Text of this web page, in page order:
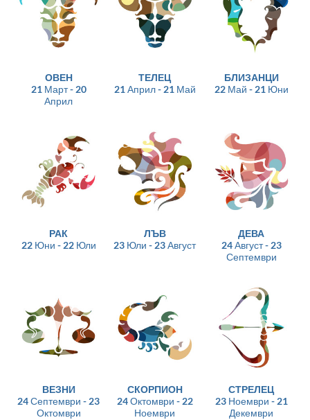
ОВЕН
21 Март - 20
Април
ТЕЛЕЦ
21 Април - 21 Май
БЛИЗАНЦИ
22 Май - 21 Юни
РАК
22 Юни - 22 Юли
ЛЪВ
23 Юли - 23 Август
ДЕВА
24 Август - 23
Септември
ВЕЗНИ
24 Септември - 23
Октомври
СКОРПИОН
24 Октомври - 22
Ноември
СТРЕЛЕЦ
23 Ноември - 21
Декември